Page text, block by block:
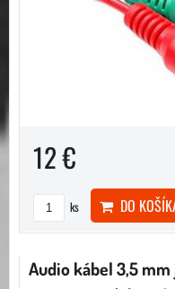
12 €
ks DO
Audio kábel 3,5 mm